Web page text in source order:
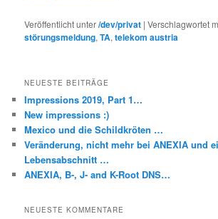
Veröffentlicht unter/dev/privat |Verschlagwortet
störungsmeldung,TA,telekom austria
NEUESTE BEITRÄGE
Impressions 2019, Part 1…
New impressions :)
Mexico und die Schildkröten …
Veränderung, nicht mehr bei ANEXIA und
Lebensabschnitt …
ANEXIA, B-, J- and K-Root DNS…
NEUESTE KOMMENTARE